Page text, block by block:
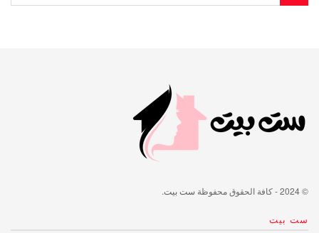
© 2024 - كافة الحقوق محفوظة ست بيت.
ست بيت